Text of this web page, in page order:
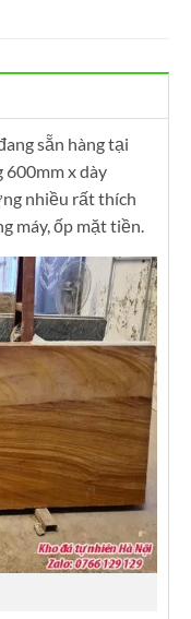
sẵn hàng tại
600mm x dày
nhiều rất thích
máy, ốp mặt tiền.